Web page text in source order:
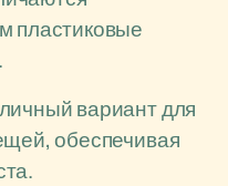
пластиковые
вариант для
обеспечивая